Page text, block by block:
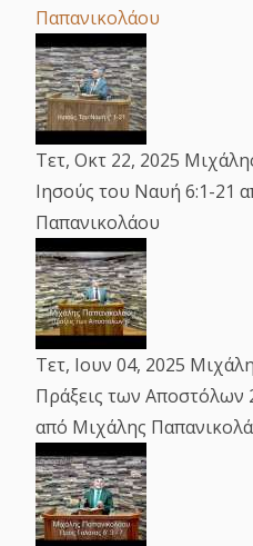
Παπανικολάου
Τετ, Οκτ 22, 2025
Ιησούς του Ναυή 6:1-21
Παπανικολάου
Τετ, Ιουν 04, 2025
Πράξεις των Αποστόλων
από Μιχάλης